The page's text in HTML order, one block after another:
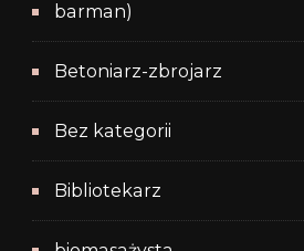
barman)
Betoniarz-zbrojarz
Bez kategorii
Bibliotekarz